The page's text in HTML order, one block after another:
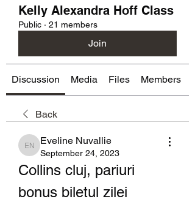
Kelly Alexandra Hoff Class
Public · 21 members
Join
Discussion Media Files Members
Back
Eveline Nuvallie
Eveline Nuvallie
September 24, 2023
Collins cluj, pariuri
bonus biletul zilei